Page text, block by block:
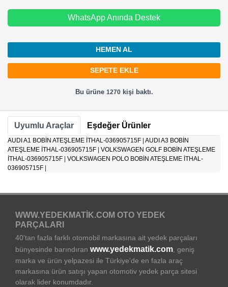
WhatsApp Anında Destek
HEMEN AL
Bu ürüne 1270kişi baktı.
Uyumlu Araçlar Eşdeğer Ürünler
AUDI A1 BOBİN ATEŞLEME İTHAL-036905715F | AUDI A3 BOBİN
ATEŞLEME İTHAL-036905715F | VOLKSWAGEN GOLF BOBİN ATEŞLEME
İTHAL-036905715F | VOLKSWAGEN POLO BOBİN ATEŞLEME İTHAL-
036905715F |
WWW.YEDEKMATIK.COM OTO YEDEK
PARÇALARI
40'tan fazla farklı otomobil markasına ait yedek parçaları
bünyesinde barındıran www.yedekmatik.com , geniş
marka ve ürün yelpazesi ile Türkiye’de en fazla araç
markasına ürün satışı yapan otomotiv yedek parça sitesi
olarak lider konumdadır.